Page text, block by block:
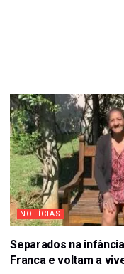
NOTÍCIAS
Separados na
Franca e voltam a